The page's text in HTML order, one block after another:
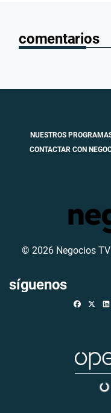
comentarios
NUESTROS
CONTACTAR CON
© 2026 Negocios
síguenos
Facebook